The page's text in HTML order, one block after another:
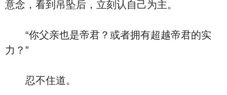
意念，看到吊坠后，立刻认自己为主。
“你父亲也是帝君？或者拥有超越帝君的实
力？”
忍不住道。